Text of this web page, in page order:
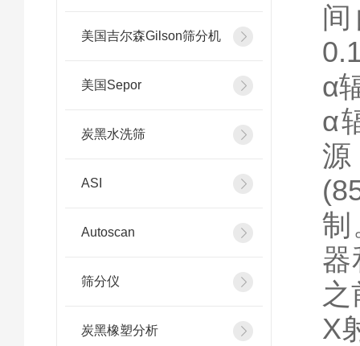
美国吉尔森Gilson筛分机
美国Sepor
炭黑水洗筛
ASI
Autoscan
筛分仪
炭黑橡塑分析
α
α
制
器
X